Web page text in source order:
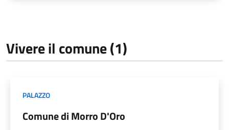
Vivere il comune (1)
PALAZZO
Comune di Morro D'Oro